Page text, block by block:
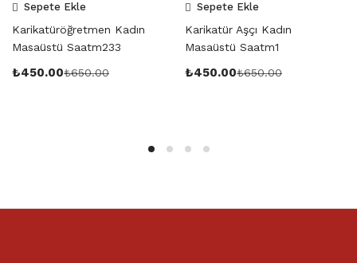
Sepete Ekle
Karikatüröğretmen Kadın
Masaüstü Saatm233
₺450.00₺650.00
Sepete Ekle
Karikatür Aşçı Kadın
Masaüstü Saatm1
₺450.00₺650.00